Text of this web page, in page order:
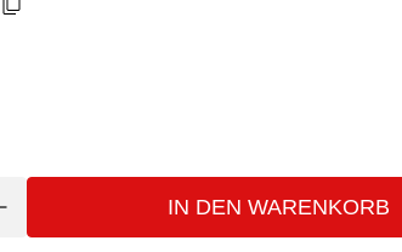
IN DEN WARENKORB